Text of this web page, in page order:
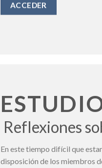
ACCEDER
Reflexiones
En este tiempo difícil que
disposición de los miembros